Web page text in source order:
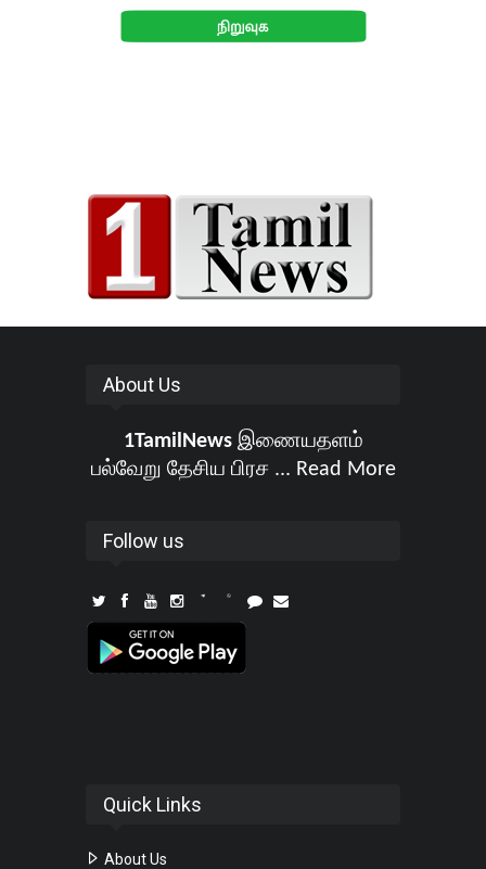
About Us
1TamilNewsஇணையதளம்
பல்வேறு தேசிய பிரச ... Read More
Follow us
Quick Links
About Us